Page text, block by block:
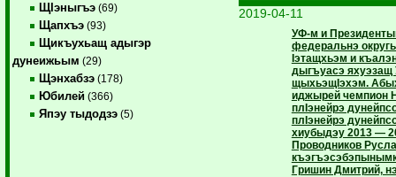
ЩIэныгъэ (69)
Щапхъэ (93)
Щикъухьащ адыгэр
дунеижьым (29)
Щэнхабзэ (178)
Юбилей (366)
Япэу тыдодзэ (5)
2019-04-11
УФ-м и
федеральнэ
Iэтащхьэм и
дыгъуасэ
щыхьэщIэхэм.
иджырей чемпион
плIэнейрэ
плIэнейрэ
хиубыдэу 2013 —
Проводников
Гришин Дмитрий,